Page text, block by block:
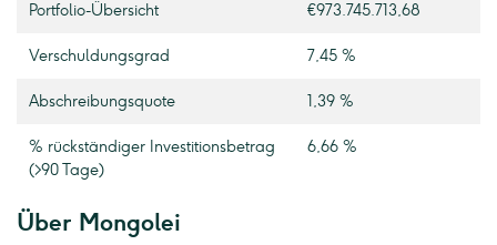
Portfolio-Übersicht €973.745.713,68
Verschuldungsgrad 7,45 %
Abschreibungsquote 1,39 %
% rückständiger Investitionsbetrag
(>90 Tage)
6,66 %
Über Mongolei